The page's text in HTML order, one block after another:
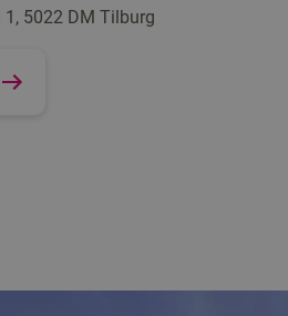
5022 DM Tilburg